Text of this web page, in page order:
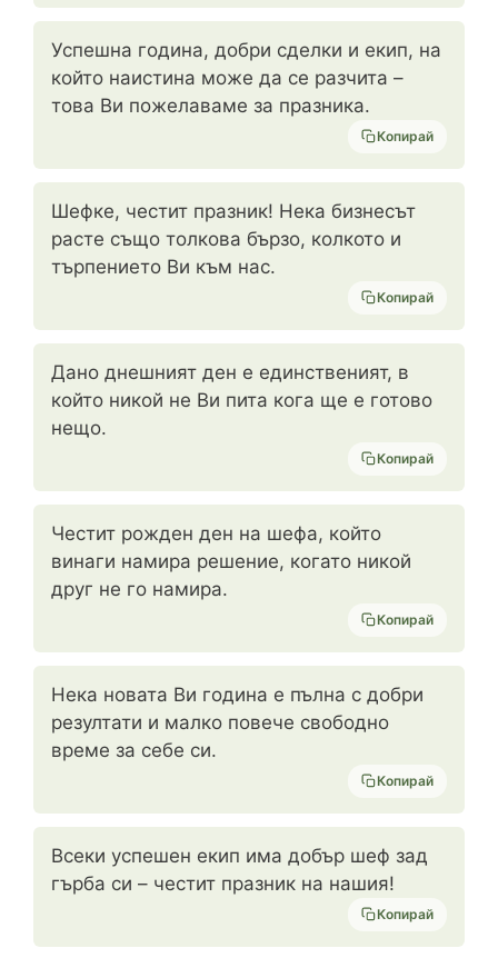
Успешна година, добри сделки и екип, на
който наистина може да се разчита –
това Ви пожелаваме за празника.
Копирай
Шефке, честит празник! Нека бизнесът
расте също толкова бързо, колкото и
търпението Ви към нас.
Копирай
Дано днешният ден е единственият, в
който никой не Ви пита кога ще е готово
нещо.
Копирай
Честит рожден ден на шефа, който
винаги намира решение, когато никой
друг не го намира.
Копирай
Нека новата Ви година е пълна с добри
резултати и малко повече свободно
време за себе си.
Копирай
Всеки успешен екип има добър шеф зад
гърба си – честит празник на нашия!
Копирай